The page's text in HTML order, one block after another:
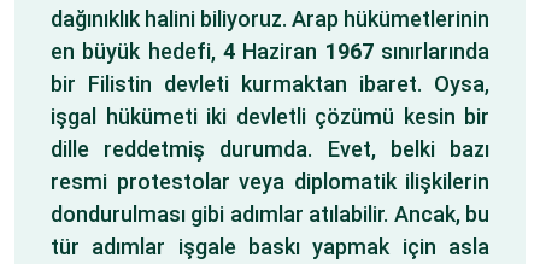
dağınıklık halini biliyoruz. Arap hükümetlerinin
en büyük hedefi, 4 Haziran 1967sınırlarında
bir Filistin devleti kurmaktan ibaret. Oysa,
işgal hükümeti iki devletli çözümü kesin bir
dille reddetmiş durumda. Evet, belki bazı
resmi protestolar veya diplomatik ilişkilerin
dondurulması gibi adımlar atılabilir. Ancak, bu
tür adımlar işgale baskı yapmak için asla